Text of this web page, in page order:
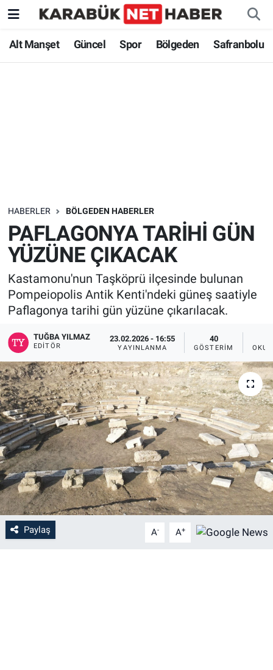
Alt Manşet Güncel Spor Bölgeden Safranbolu
HABERLER BÖLGEDEN HABERLER
PAFLAGONYA TARİHİ GÜN
YÜZÜNE ÇIKACAK
Kastamonu'nun Taşköprü ilçesinde bulunan
Pompeiopolis Antik Kenti'ndeki güneş saatiyle
Paflagonya tarihi gün yüzüne çıkarılacak.
TUĞBA YILMAZ
EDITÖR
23.02.2026 - 16:55
YAYINLANMA
40
GÖSTERIM
Paylaş A- A+